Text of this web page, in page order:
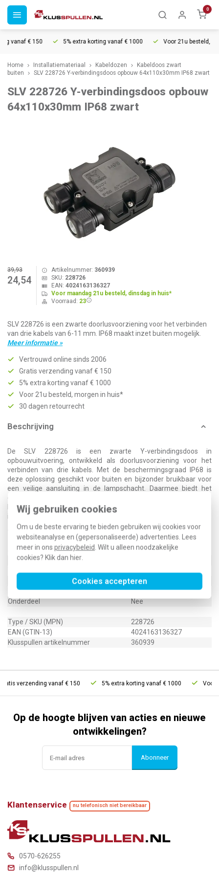
Wij gebruiken cookies
Om u de beste ervaring te bieden gebruiken wij cookies voor
websiteanalyse en (gepersonaliseerde) advertenties. Lees
meer in ons privacybeleid. Wilt u alleen noodzakelijke
cookies? Klik dan hier.
Cookies accepteren
0
vanaf € 150 5% extra korting vanaf € 1000 Voor 21u besteld,
Home Installatiemateriaal Kabeldozen
Kabeldoos zwart
buiten
SLV 228726 Y-verbindingsdoos opbouw 64x110x30mm IP68 zwart
SLV 228726 Y-verbindingsdoos opbouw
64x110x30mm IP68 zwart
39,93
24,54
Artikelnummer: 360939
SKU: 228726
EAN: 4024163136327
Voor maandag 21u besteld, dinsdag in huis*
Voorraad: 23
SLV 228726 is een zwarte doorlusvoorziening voor het verbinden
van drie kabels van 6-11 mm. IP68 maakt inzet buiten mogelijk.
Meer informatie »
Vertrouwd online sinds 2006
Gratis verzending vanaf € 150
5% extra korting vanaf € 1000
Voor 21u besteld, morgen in huis*
30 dagen retourrecht
Beschrijving
De SLV 228726 is een zwarte Y-verbindingsdoos in
opbouwuitvoering, ontwikkeld als doorlusvoorziening voor het
verbinden van drie kabels. Met de beschermingsgraad IP68 is
deze oplossing geschikt voor buiten en bijzonder bruikbaar voor
een veilige aansluiting in de lampschacht. Daarmee biedt het
onderdeel een praktische aansluitmogelijkheid waar een
betrouwbare verbinding onder zwaardere omstandigheden nodig
is.
Technische specificaties
Specificatie
Waarde
Kleur
3
Toebehoren
Ja
Onderdeel
Nee
Type / SKU (MPN)
228726
EAN (GTIN-13)
4024163136327
Klusspullen artikelnummer
360939
verzending vanaf € 150 5% extra korting vanaf € 1000 Voor
Op de hoogte blijven van acties en nieuwe
ontwikkelingen?
Abonneer
Klantenservice nu telefonisch niet bereikbaar
0570-626255
info@klusspullen.nl